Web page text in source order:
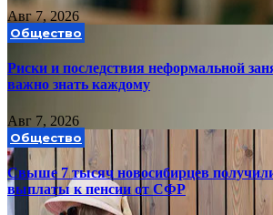
Авг 7, 2026
Общество
Риски и последствия неформальной
важно знать каждому
Авг 7, 2026
Общество
Свыше 7 тысяч новосибирцев
выплаты к пенсии от СФР